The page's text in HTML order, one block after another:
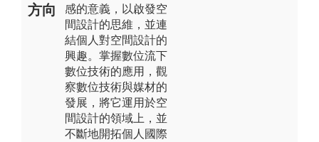
方向
感的意義，以啟發空
間設計的思維，並連
結個人對空間設計的
興趣。掌握數位流下
數位技術的應用，觀
察數位技術與媒材的
發展，將它運用於空
間設計的領域上，並
不斷地開拓個人國際